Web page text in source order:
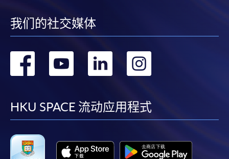
我们的社交媒体
转
facebook
转
youtube
转
linkedin
转
HKU SPACE 流动应用程式